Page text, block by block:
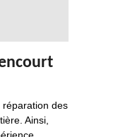
réparation des
Ainsi,